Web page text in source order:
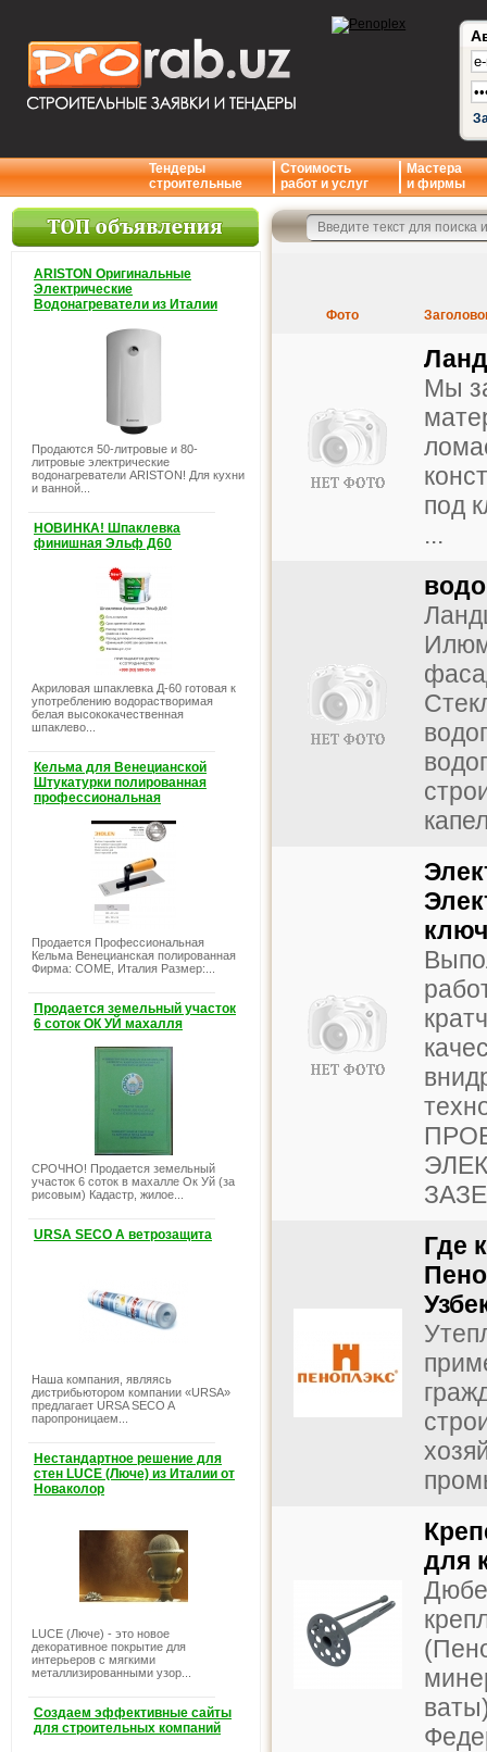
Тендеры
строительные
Стоимость
работ и услуг
Мастера
и фирмы
ARISTON Оригинальные
Электрические
Водонагреватели из Италии
Продаются 50-литровые и 80-
литровые электрические
водонагреватели ARISTON! Для кухни
и ванной...
НОВИНКА! Шпаклевка
финишная Эльф Д60
Акриловая шпаклевка Д-60 готовая к
употреблению водорастворимая
белая высококачественная
шпаклево...
Кельма для Венецианской
Штукатурки полированная
профессиональная
Продается Профессиональная
Кельма Венецианская полированная
Фирма: COME, Италия Размер:...
Продается земельный участок
6 соток ОК УЙ махалля
СРОЧНО! Продается земельный
участок 6 соток в махалле Ок Уй (за
рисовым) Кадастр, жилое...
URSA SECO A ветрозащита
Наша компания, являясь
дистрибьютором компании «URSA»
предлагает URSA SECO A
паропроницаем...
Нестандартное решение для
стен LUCE (Люче) из Италии от
Новаколор
LUCE (Люче) - это новое
декоративное покрытие для
интерьеров с мягкими
металлизированными узор...
Создаем эффективные сайты
для строительных компаний
Фото
Мы
под
...
Где
для